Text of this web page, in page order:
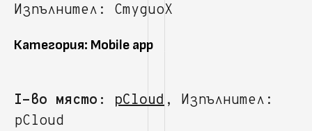
Изпълнител: СтудиоХ
Категория: Mobile app
I-во място: pCloud, Изпълнител:
pCloud